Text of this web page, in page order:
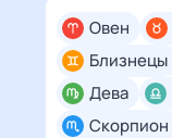
Овен
Близнецы
Дева
Скорпион